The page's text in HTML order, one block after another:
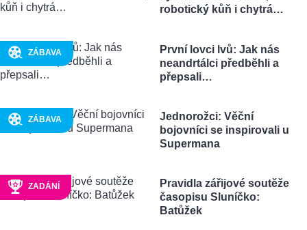
robotický kůň i chytrá…
ZÁBAVA
První lovci lvů: Jak nás
neandrtálci předběhli a
přepsali…
ZÁBAVA
Jednorožci: Věční
bojovníci se inspirovali u
Supermana
ZADÁNÍ
Pravidla zářijové soutěže
časopisu Sluníčko:
Batůžek